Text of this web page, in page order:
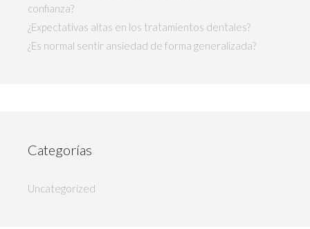
confianza?
¿Expectativas altas en los tratamientos dentales?
¿Es normal sentir ansiedad de forma generalizada?
Categorías
Uncategorized